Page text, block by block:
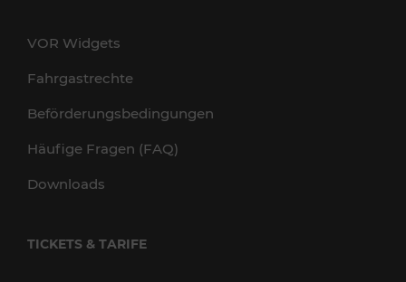
VOR Widgets
Fahrgastrechte
Beförderungsbedingungen
Häufige Fragen (FAQ)
Downloads
TICKETS & TARIFE